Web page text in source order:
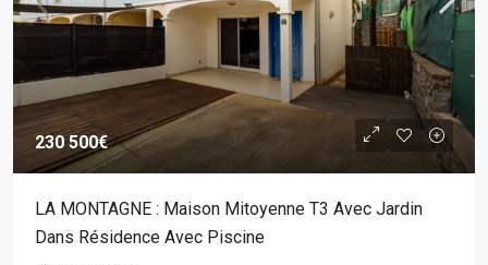
230 500€
LA MONTAGNE : Maison Mitoyenne T3 Avec Jardin
Dans Résidence Avec Piscine